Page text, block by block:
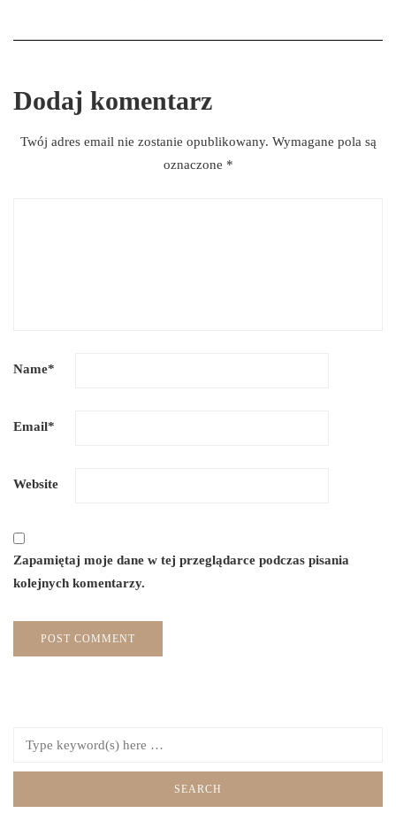
Dodaj komentarz
Twój adres email nie zostanie opublikowany. Wymagane pola są
oznaczone *
Name*
Email*
Website
Zapamiętaj moje dane w tej przeglądarce podczas pisania
kolejnych komentarzy.